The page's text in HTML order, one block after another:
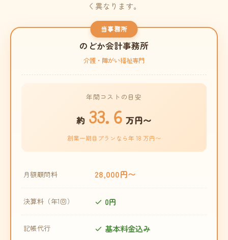
く異なります。
当事務所
のどか会計事務所
介護・障がい福祉専門
年間コストの目安
約 33.6 万円〜
創業一期目プランなら年 18 万円〜
月額顧問料 28,000円〜
決算料（年1回） 0円
記帳代行 基本料金込み